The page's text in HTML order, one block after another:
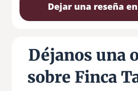
Dejar una reseña
Déjanos una
sobre Finca